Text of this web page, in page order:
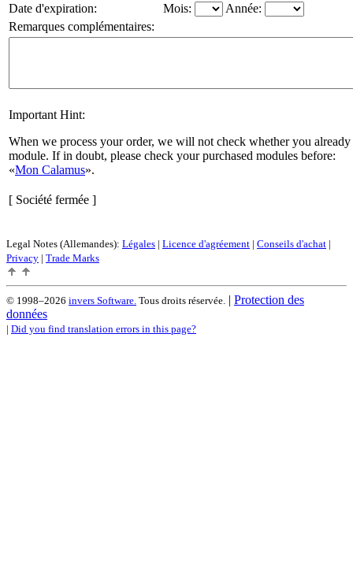
Date d'expiration:
Mois:
Année:
Remarques complémentaires:
Important Hint:
When we process your order, we will not check whether you already
module. If in doubt, please check your purchased modules before:
Mon Calamus .
[ Société fermée ]
Legal Notes (Allemandes): Légales | Licence d'agréement | Conseils d'achat |
Privacy | Trade Marks
© 1998–2026 invers Software. Tous droits réservée. | Protection des
données
| Did you find translation errors in this page?